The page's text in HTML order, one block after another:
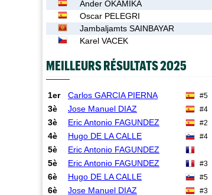
Ander OKAMIKA
Oscar PELEGRI
Jambaljamts SAINBAYAR
Karel VACEK
MEILLEURS RÉSULTATS 2025
1er Carlos GARCIA PIERNA #5
3è Jose Manuel DIAZ #4
3è Eric Antonio FAGUNDEZ #2
4è Hugo DE LA CALLE #4
5è Eric Antonio FAGUNDEZ
5è Eric Antonio FAGUNDEZ #3
6è Hugo DE LA CALLE #5
6è Jose Manuel DIAZ #3